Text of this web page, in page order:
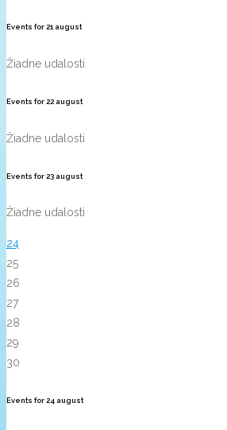
Events for 21 august
Žiadne udalosti
Events for 22 august
Žiadne udalosti
Events for 23 august
Žiadne udalosti
24
25
26
27
28
29
30
Events for 24 august